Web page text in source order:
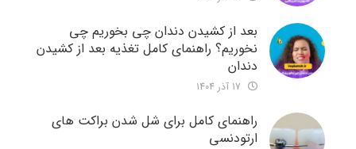
بعد از کشیدن دندان چی بخوریم چی
نخوریم؟ راهنمای کامل تغذیه بعد از کشیدن
دندان
راهنمای کامل برای شل شدن براکت های
ارتودنسی